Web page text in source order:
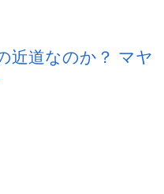
近道なのか？ マヤ